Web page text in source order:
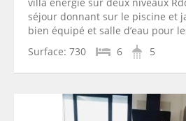
séjour donnant sur le piscine et
bien équipé et salle d’eau pour
Surface: 730 6 5